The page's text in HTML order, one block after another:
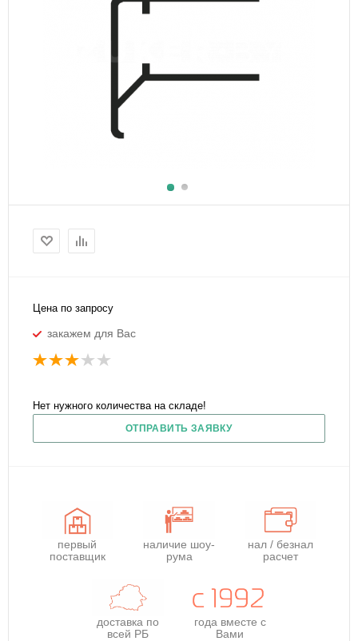
Цена по запросу
закажем для Вас
Нет нужного количества на складе!
ОТПРАВИТЬ ЗАЯВКУ
первый
поставщик
наличие шоу-
рума
нал / безнал
расчет
доставка по
всей РБ
года вместе с
Вами